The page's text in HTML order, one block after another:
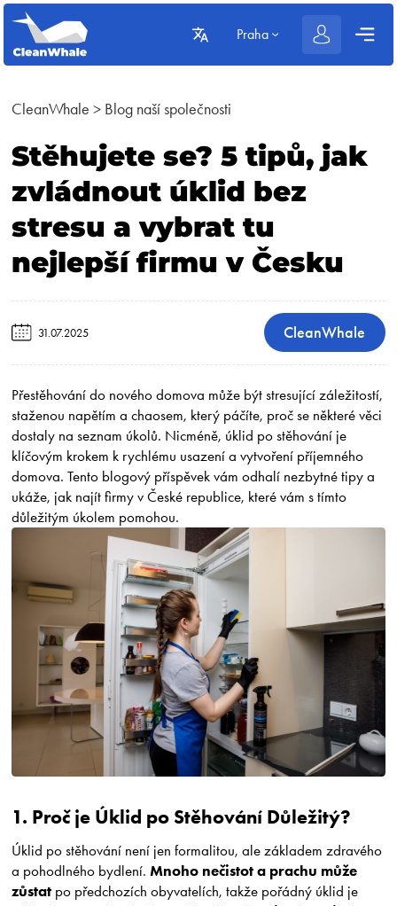
Praha
CleanWhale > Blog naší společnosti
Stěhujete se? 5 tipů, jak
zvládnout úklid bez
stresu a vybrat tu
nejlepší firmu v Česku
31.07.2025 CleanWhale
Přestěhování do nového domova může být stresující záležitostí,
staženou napětím a chaosem, který páčíte, proč se některé věci
dostaly na seznam úkolů. Nicméně, úklid po stěhování je
klíčovým krokem k rychlému usazení a vytvoření příjemného
domova. Tento blogový příspěvek vám odhalí nezbytné tipy a
ukáže, jak najít firmy v České republice, které vám s tímto
důležitým úkolem pomohou.
1. Proč je Úklid po Stěhování Důležitý?
Úklid po stěhování není jen formalitou, ale základem zdravého
a pohodlného bydlení.Mnoho nečistot a prachu může
zůstat po předchozích obyvatelích, takže pořádný úklid je